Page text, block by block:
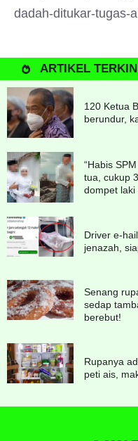
dadah-ditukar-tugas-
ARTIKEL
120 Ketua
berundur,
“Habis
tua, cukup
dompet laki
Driver e-
jenazah,
Senang
sedap
berebut!
Rupanya
peti ais,